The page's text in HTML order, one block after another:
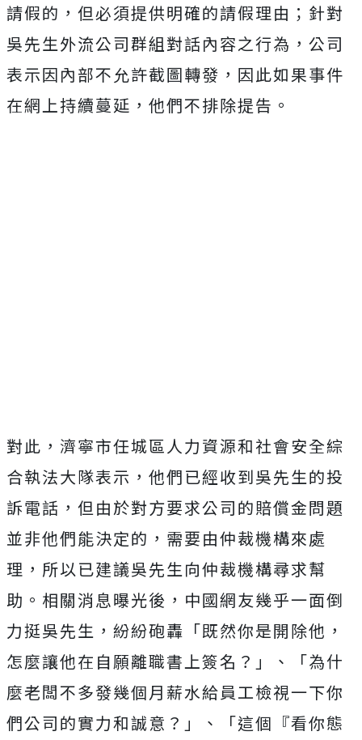
請假的，但必須提供明確的請假理由；針對
吳先生外流公司群組對話內容之行為，公司
表示因內部不允許截圖轉發，因此如果事件
在網上持續蔓延，他們不排除提告。
對此，濟寧市任城區人力資源和社會安全綜
合執法大隊表示，他們已經收到吳先生的投
訴電話，但由於對方要求公司的賠償金問題
並非他們能決定的，需要由仲裁機構來處
理，所以已建議吳先生向仲裁機構尋求幫
助。相關消息曝光後，中國網友幾乎一面倒
力挺吳先生，紛紛砲轟「既然你是開除他，
怎麼讓他在自願離職書上簽名？」、「為什
麼老闆不多發幾個月薪水給員工檢視一下你
們公司的實力和誠意？」、「這個『看你態